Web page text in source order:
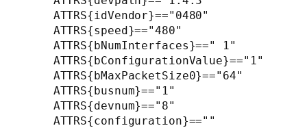
    ATTRS{idVendor}=="0480"
    ATTRS{speed}=="480"
    ATTRS{bNumInterfaces}==" 1"
    ATTRS{bConfigurationValue}=="1"
    ATTRS{bMaxPacketSize0}=="64"
    ATTRS{busnum}=="1"
    ATTRS{devnum}=="8"
    ATTRS{configuration}==""